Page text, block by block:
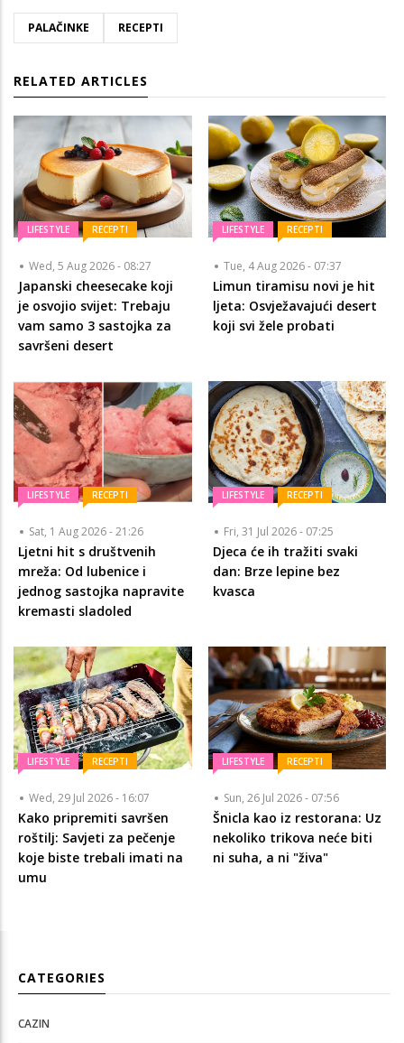
PALAČINKE RECEPTI
RELATED ARTICLES
LIFESTYLE RECEPTI
Wed, 5 Aug 2026 - 08:27
Japanski cheesecake koji
je osvojio svijet: Trebaju
vam samo 3 sastojka za
savršeni desert
LIFESTYLE RECEPTI
Tue, 4 Aug 2026 - 07:37
Limun tiramisu novi je hit
ljeta: Osvježavajući desert
koji svi žele probati
LIFESTYLE RECEPTI
Sat, 1 Aug 2026 - 21:26
Ljetni hit s društvenih
mreža: Od lubenice i
jednog sastojka napravite
kremasti sladoled
LIFESTYLE RECEPTI
Fri, 31 Jul 2026 - 07:25
Djeca će ih tražiti svaki
dan: Brze lepine bez
kvasca
LIFESTYLE RECEPTI
Wed, 29 Jul 2026 - 16:07
Kako pripremiti savršen
roštilj: Savjeti za pečenje
koje biste trebali imati na
umu
LIFESTYLE RECEPTI
Sun, 26 Jul 2026 - 07:56
Šnicla kao iz restorana: Uz
nekoliko trikova neće biti
ni suha, a ni "živa"
CATEGORIES
CAZIN